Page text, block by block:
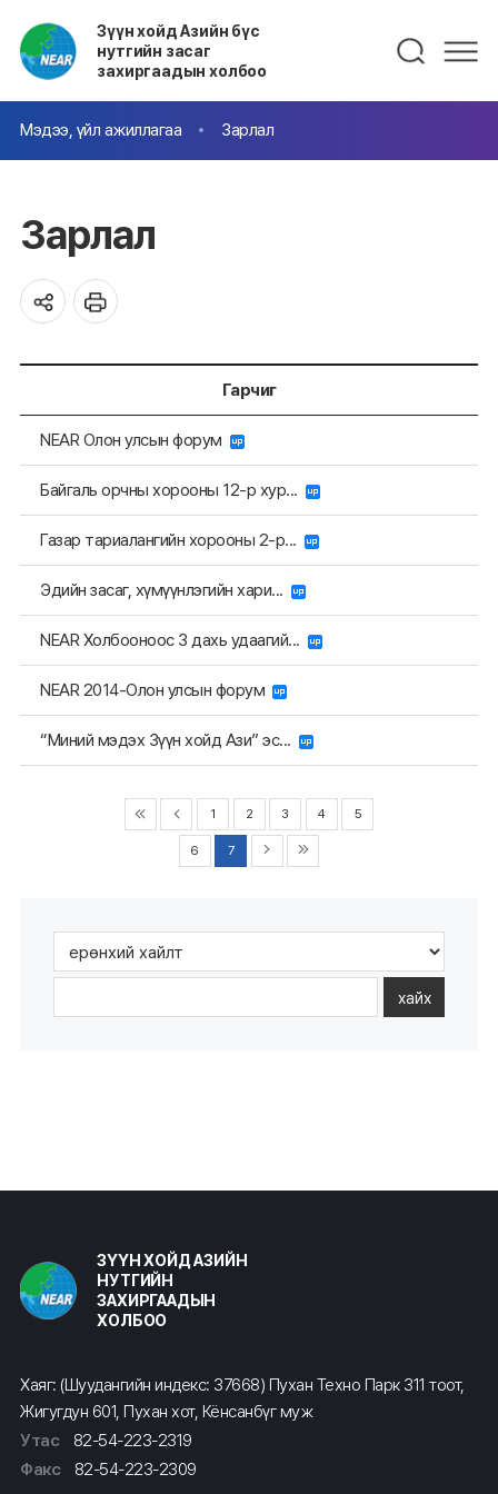
Зүүн хойд Азийн бүс
нутгийн засаг
захиргаадын холбоо
Мэдээ, үйл ажиллагаа Зарлал
Зарлал
Гарчиг
NEAR Олон улсын форум
Байгаль орчны хорооны 12-р хур...
Газар тариалангийн хорооны 2-р...
Эдийн засаг, хүмүүнлэгийн хари...
NEAR Холбооноос 3 дахь удаагий...
NEAR 2014-Олон улсын форум
“Миний мэдэх Зүүн хойд Ази” эс...
1 2 3 4 5
6 7
хайх
ЗҮҮН ХОЙД АЗИЙН
НУТГИЙН
ЗАХИРГААДЫН
ХОЛБОО
Хаяг: (Шуудангийн индекс: 37668) Пухан Техно Парк 311 тоот,
Жигугдун 601, Пухан хот, Кёнсанбүг муж
Утас
82-54-223-2319
Факс
82-54-223-2309